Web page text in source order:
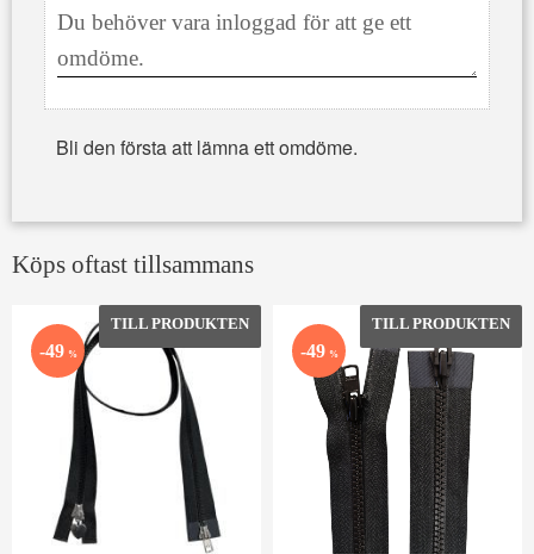
Bli den första att lämna ett omdöme.
Köps oftast tillsammans
49 % Lägg till i favoriter
49 %